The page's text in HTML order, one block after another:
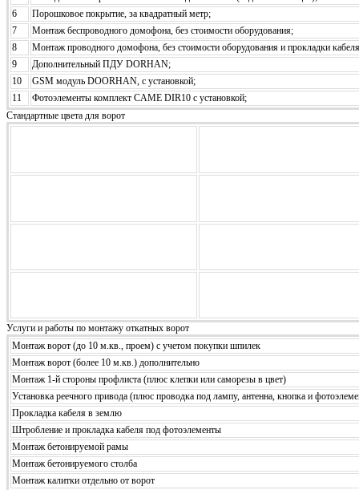
6
Порошковое покрытие, за квадратный метр;
7
Монтаж беспроводного домофона, без стоимости оборудования;
8
Монтаж проводного домофона, без стоимости оборудования и прокладки
9
Дополнительный ПДУ DORHAN;
10
GSM модуль DOORHAN, с установкой;
11
Фотоэлементы комплект CAME DIR10 с установкой;
Стандартные цвета для ворот
Услуги и работы по монтажу откатных ворот
Монтаж ворот (до 10 м.кв., проем) с учетом покупки шпилек
Монтаж ворот (более 10 м.кв.) дополнительно
Монтаж 1-й стороны профлиста (плюс клепки или саморезы в цвет)
Установка реечного привода (плюс проводка под лампу, антенна, кнопка и
Прокладка кабеля в землю
Штробление и прокладка кабеля под фотоэлементы
Монтаж бетонируемой рамы
Монтаж бетонируемого столба
Монтаж калитки отдельно от ворот